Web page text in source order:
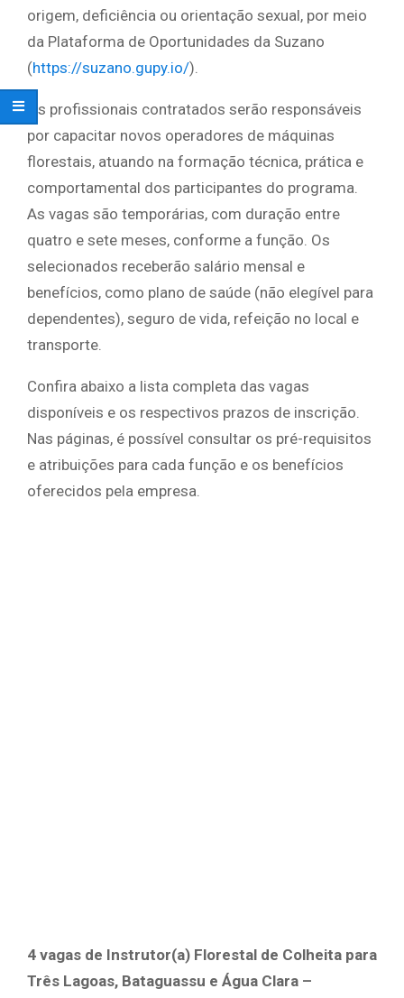
origem, deficiência ou orientação sexual, por meio
da Plataforma de Oportunidades da Suzano
(https://suzano.gupy.io/).
Os profissionais contratados serão responsáveis
por capacitar novos operadores de máquinas
florestais, atuando na formação técnica, prática e
comportamental dos participantes do programa.
As vagas são temporárias, com duração entre
quatro e sete meses, conforme a função. Os
selecionados receberão salário mensal e
benefícios, como plano de saúde (não elegível para
dependentes), seguro de vida, refeição no local e
transporte.
Confira abaixo a lista completa das vagas
disponíveis e os respectivos prazos de inscrição.
Nas páginas, é possível consultar os pré-requisitos
e atribuições para cada função e os benefícios
oferecidos pela empresa.
4 vagas de Instrutor(a) Florestal de Colheita para
Três Lagoas, Bataguassu e Água Clara –